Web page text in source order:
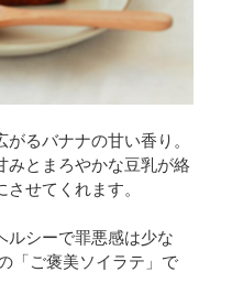
るバナナの甘い香り。
みとまろやかな豆乳が絡
せてくれます。
ルシーで罪悪感は少な
「ご褒美ソイラテ」で